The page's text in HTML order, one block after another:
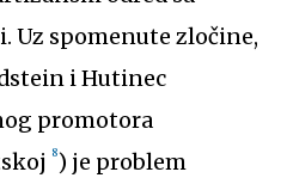
Uz spomenute zločine,
i Hutinec
promotora
8) je problem